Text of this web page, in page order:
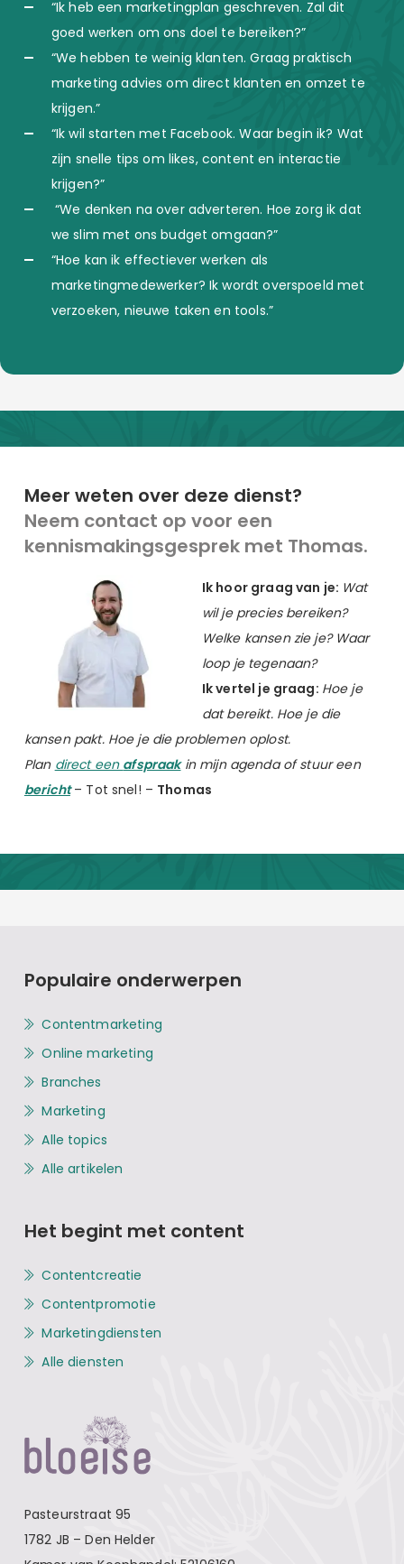
“Ik heb een marketingplan geschreven. Zal dit
goed werken om ons doel te bereiken?”
“We hebben te weinig klanten. Graag praktisch
marketing advies om direct klanten en omzet te
krijgen.”
“Ik wil starten met Facebook. Waar begin ik? Wat
zijn snelle tips om likes, content en interactie
krijgen?”
“We denken na over adverteren. Hoe zorg ik dat
we slim met ons budget omgaan?”
“Hoe kan ik effectiever werken als
marketingmedewerker? Ik wordt overspoeld met
verzoeken, nieuwe taken en tools.”
Meer weten over deze dienst?
Neem contact op voor een
kennismakingsgesprek met Thomas.
Ik hoor graag van je: Wat
wil je precies bereiken?
Welke kansen zie je? Waar
loop je tegenaan?
Ik vertel je graag: Hoe je
dat bereikt. Hoe je die
kansen pakt. Hoe je die problemen oplost.
Plan direct een afspraakin mijn agenda of stuur een
bericht– Tot snel! – Thomas
Pasteurstraat 95
1782 JB – Den Helder
Populaire onderwerpen
Contentmarketing
Online marketing
Branches
Marketing
Alle topics
Alle artikelen
Het begint met content
Contentcreatie
Contentpromotie
Marketingdiensten
Alle diensten